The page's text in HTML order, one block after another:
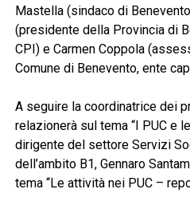
Mastella (sindaco di
(presidente della Provincia di
CPI) e Carmen Coppola
Comune di Benevento, ente
A seguire la coordinatrice dei
relazionerà sul tema “I PUC e
dirigente del settore Servizi
dell’ambito B1, Gennaro
tema “Le attività nei PUC –